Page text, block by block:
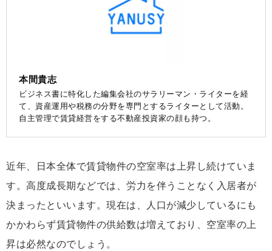
本間貴志
ビジネス書に特化した編集会社のサラリーマン・ライターを経
て、資産運用や税務の分野を専門とするライターとして活動。
自主管理で賃貸経営をする不動産投資家の顔も持つ。
近年、日本全体で賃貸物件の空室率は上昇し続けていま
す。高度成長期などでは、労力を伴うことなく入居者が
決まったといいます。現在は、人口が減少しているにも
かかわらず賃貸物件の供給数は増えており、空室率の上
昇は必然なのでしょう。